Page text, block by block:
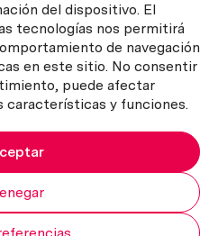
del dispositivo. El
tecnologías nos permitirá
de navegación
en este sitio. No consentir
puede afectar
características y funciones.
al cliente
vendedor
Política de Cookies
Todos los derechos reservados.